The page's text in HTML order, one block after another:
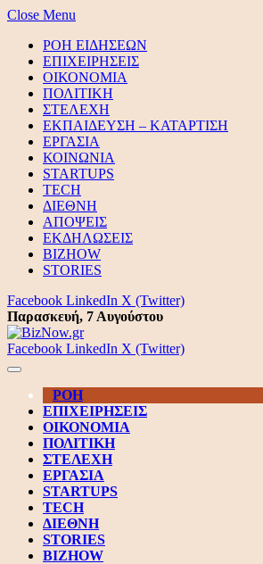
Close Menu
ΡΟΗ ΕΙΔΗΣΕΩΝ
ΕΠΙΧΕΙΡΗΣΕΙΣ
ΟΙΚΟΝΟΜΙΑ
ΠΟΛΙΤΙΚΗ
ΣΤΕΛΕΧΗ
ΕΚΠΑΙΔΕΥΣΗ – ΚΑΤΑΡΤΙΣΗ
ΕΡΓΑΣΙΑ
ΚΟΙΝΩΝΙΑ
STARTUPS
TECH
ΔΙΕΘΝΗ
ΑΠΟΨΕΙΣ
ΕΚΔΗΛΩΣΕΙΣ
BIZHOW
STORIES
Facebook LinkedIn X (Twitter)
Παρασκευή, 7 Αυγούστου
Facebook LinkedIn X (Twitter)
ΡΟΗ
ΕΠΙΧΕΙΡΗΣΕΙΣ
ΟΙΚΟΝΟΜΙΑ
ΠΟΛΙΤΙΚΗ
ΣΤΕΛΕΧΗ
ΕΡΓΑΣΙΑ
STARTUPS
TECH
ΔΙΕΘΝΗ
STORIES
BIZHOW